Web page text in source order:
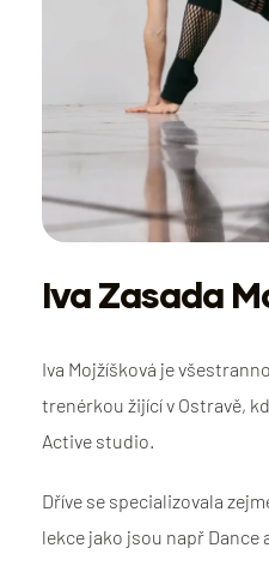
Iva Zasada
Iva Mojžíšková je
trenérkou žijící v Ostravě,
Active studio.
Dříve se specializovala
lekce jako jsou např Dance